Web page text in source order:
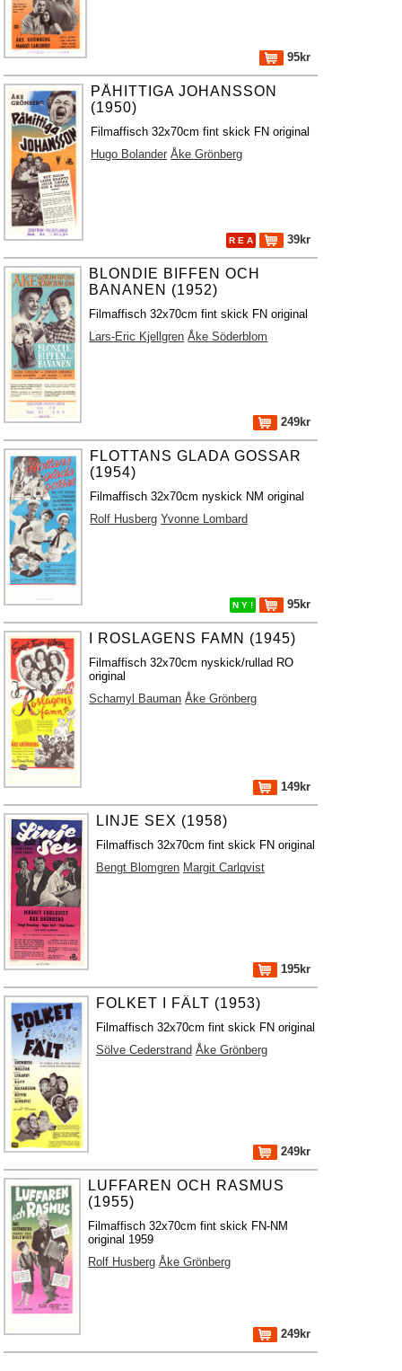
95kr
PÅHITTIGA JOHANSSON
(1950)
Filmaffisch 32x70cm fint skick FN original
Hugo Bolander Åke Grönberg
R E A 39kr
BLONDIE BIFFEN OCH
BANANEN (1952)
Filmaffisch 32x70cm fint skick FN original
Lars-Eric Kjellgren Åke Söderblom
249kr
FLOTTANS GLADA GOSSAR
(1954)
Filmaffisch 32x70cm nyskick NM original
Rolf Husberg Yvonne Lombard
N Y ! 95kr
I ROSLAGENS FAMN (1945)
Filmaffisch 32x70cm nyskick/rullad RO
original
Schamyl Bauman Åke Grönberg
149kr
LINJE SEX (1958)
Filmaffisch 32x70cm fint skick FN original
Bengt Blomgren Margit Carlqvist
195kr
FOLKET I FÄLT (1953)
Filmaffisch 32x70cm fint skick FN original
Sölve Cederstrand Åke Grönberg
249kr
LUFFAREN OCH RASMUS
(1955)
Filmaffisch 32x70cm fint skick FN-NM
original 1959
Rolf Husberg Åke Grönberg
249kr